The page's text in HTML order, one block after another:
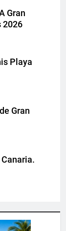
Gran
2026
Playa
Gran
Canaria.